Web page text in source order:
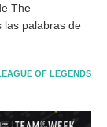
The
las palabras de
OF LEGENDS